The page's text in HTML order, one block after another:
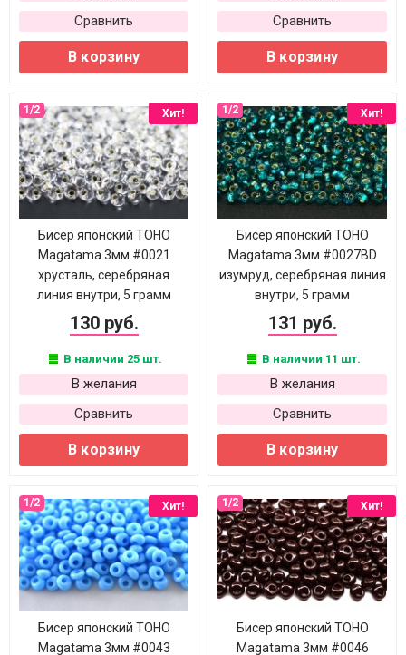
Сравнить
В корзину
Сравнить
В корзину
Хит!
Бисер японский TOHO
Magatama 3мм #0021
хрусталь, серебряная
линия внутри, 5 грамм
130 руб.
В наличии 25 шт.
В желания
Сравнить
В корзину
Хит!
Бисер японский TOHO
Magatama 3мм #0027BD
изумруд, серебряная линия
внутри, 5 грамм
131 руб.
В наличии 11 шт.
В желания
Сравнить
В корзину
Хит!
Бисер японский TOHO
Magatama 3мм #0043
Хит!
Бисер японский TOHO
Magatama 3мм #0046